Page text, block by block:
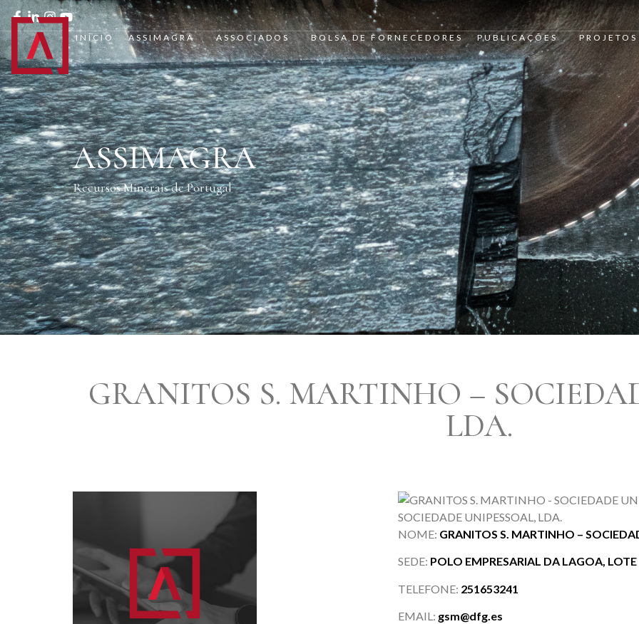
INÍCIO ASSIMAGRA ASSOCIADOS BOLSA DE FORNECEDORES PUBLICAÇÕES PROJETOS
ASSIMAGRA
Recursos Minerais de Portugal
GRANITOS S. MARTINHO –
LDA.
SOCIEDADE UNIPESSOAL, LDA.
NOME: GRANITOS S. MARTINHO –
SEDE: POLO EMPRESARIAL DA LAGOA,
TELEFONE: 251653241
EMAIL: gsm@dfg.es